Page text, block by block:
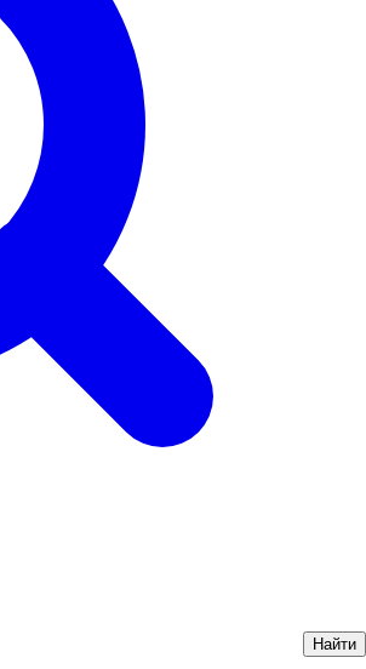
Найти